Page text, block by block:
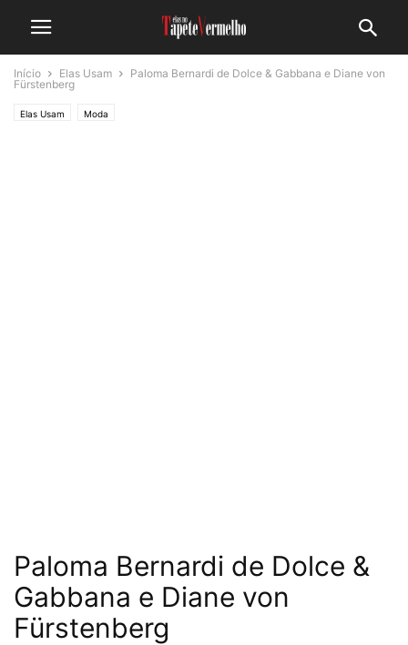
Início Elas Usam
Paloma Bernardi de Dolce & Gabbana e Diane von
Fürstenberg
Elas Usam Moda
Paloma Bernardi de Dolce &
Gabbana e Diane von
Fürstenberg